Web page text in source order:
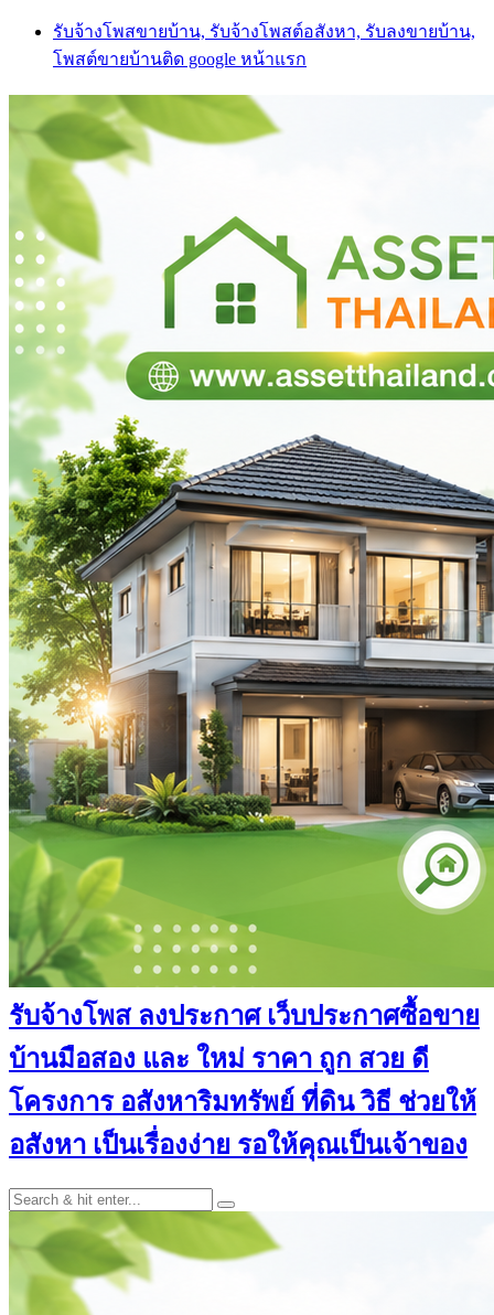
Skip
content
รับจ้างโพสขายบ้าน, รับจ้างโพสต์อสังหา, รับลงขายบ้าน,
โพสต์ขายบ้านติด google หน้าแรก
รับจ้างโพส ลงประกาศ เว็บประกาศซื้อขาย
บ้านมือสอง และ ใหม่ ราคา ถูก สวย ดี
โครงการ อสังหาริมทรัพย์ ที่ดิน วิธี ช่วยให้
อสังหา เป็นเรื่องง่าย รอให้คุณเป็นเจ้าของ